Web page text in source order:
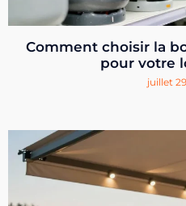
Comment choisir la
pour votre
juillet